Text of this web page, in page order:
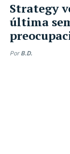
Strategy
última
Por B.D.